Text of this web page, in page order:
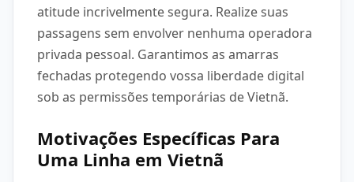
atitude incrivelmente segura. Realize suas
passagens sem envolver nenhuma operadora
privada pessoal. Garantimos as amarras
fechadas protegendo vossa liberdade digital
sob as permissões temporárias de Vietnã.
Motivações Específicas Para
Uma Linha em Vietnã